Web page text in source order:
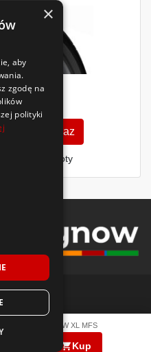
zł/szt.
Kup teraz
- MŚP i floty
prawa zastrzeżone.
polityka plików cookie
WXL MFS
Kup
×
aby
zgodę na
polityki